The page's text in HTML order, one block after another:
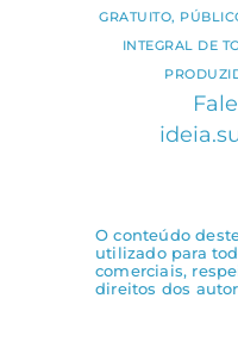
GRATUITO,
INTEGRAL DE
O conteúdo
utilizado para
comerciais,
direitos dos